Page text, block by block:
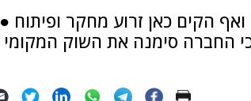
הקים כאן זרוע מחקר ופיתוח ●
החברה סימנה את השוק המקומי